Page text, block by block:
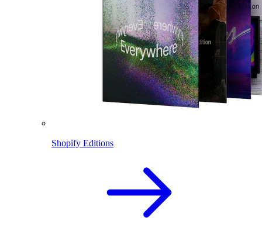
Shopify Editions